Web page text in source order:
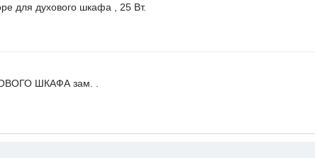
для духового шкафа , 25 Вт.
ШКАФА зам. .